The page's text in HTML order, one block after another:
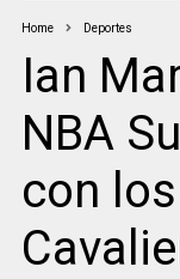
Home Deportes
Ian
NBA
con